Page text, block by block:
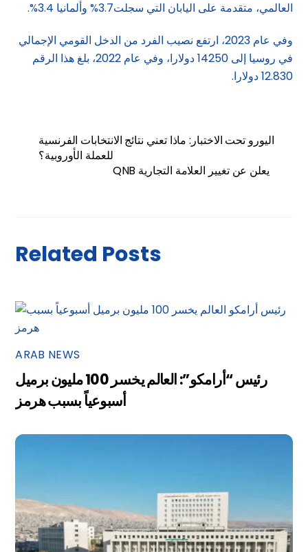
العالمي، متقدمة على اليابان التي سجلت3.7% وألمانيا 3.4%.
وفي عام 2023، ارتفع نصيب الفرد من الدخل القومي الإجمالي
في روسيا إلى 14250 دولارا، وفي عام 2022، بلغ هذا الرقم
12.830 دولارا.
اليورو تحت الاختبار: ماذا تعني نتائج الانتخابات الفرنسية
للعملة الأوروبية؟
QNB يعلن عن تغيير العلامة التجارية
Related Posts
ARAB NEWS
رئيس “أرامكو”: العالم يخسر 100 مليون برميل
أسبوعياً بسبب هرمز